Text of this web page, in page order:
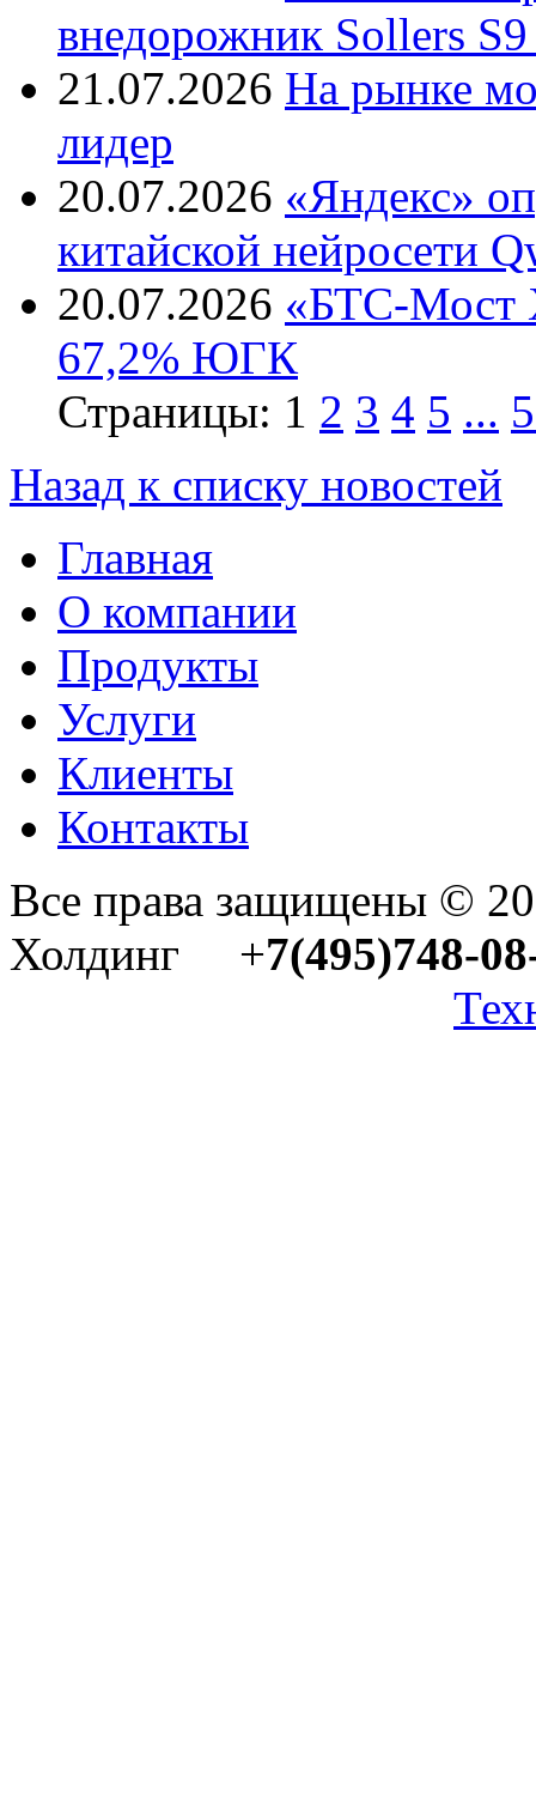
внедорожник Sollers
21.07.2026 На рынке
лидер
20.07.2026 «Яндекс»
китайской нейросети
20.07.2026 «БТС-Мост
67,2% ЮГК
Страницы: 1 2 3 4 5 ...
Назад к списку новостей
Главная
О компании
Продукты
Услуги
Клиенты
Контакты
Все права защищены ©
Холдинг +7(495)748-